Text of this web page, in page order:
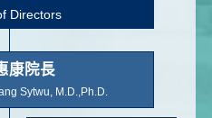
Directors
康院長
Sytwu, M.D.,Ph.D.